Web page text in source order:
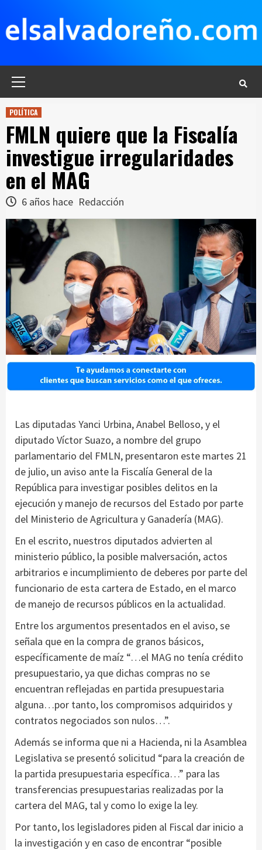
contenido
POLÍTICA
FMLN quiere que la Fiscalía
investigue irregularidades
en el MAG
6 años hace Redacción
Las diputadas Yanci Urbina, Anabel Belloso, y el
diputado Víctor Suazo, a nombre del grupo
parlamentario del FMLN, presentaron este martes 21
de julio, un aviso ante la Fiscalía General de la
República para investigar posibles delitos en la
ejecución y manejo de recursos del Estado por parte
del Ministerio de Agricultura y Ganadería (MAG).
En el escrito, nuestros diputados advierten al
ministerio público, la posible malversación, actos
arbitrarios e incumplimiento de deberes por parte del
funcionario de esta cartera de Estado, en el marco
de manejo de recursos públicos en la actualidad.
Entre los argumentos presentados en el aviso, se
señala que en la compra de granos básicos,
específicamente de maíz “…el MAG no tenía crédito
presupuestario, ya que dichas compras no se
encuentran reflejadas en partida presupuestaria
alguna…por tanto, los compromisos adquiridos y
contratos negociados son nulos…”.
Además se informa que ni a Hacienda, ni la Asamblea
Legislativa se presentó solicitud “para la creación de
la partida presupuestaria específica…” para las
transferencias presupuestarias realizadas por la
cartera del MAG, tal y como lo exige la ley.
Por tanto, los legisladores piden al Fiscal dar inicio a
la investigación y en caso de encontrar “posible